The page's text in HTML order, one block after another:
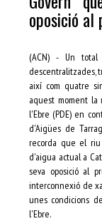
oposició al
(ACN) - Un total
descentralitzades,
així com quatre
aquest moment la
l'Ebre (PDE) en
d'Aigües de
recorda que el riu
d'aigua actual a
seva oposició al
interconnexió de
unes condicions
l'Ebre.